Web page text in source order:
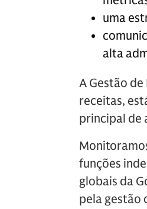
uma
alta
A Gestão
receitas,
principal de
funções
globais da
pela gestão